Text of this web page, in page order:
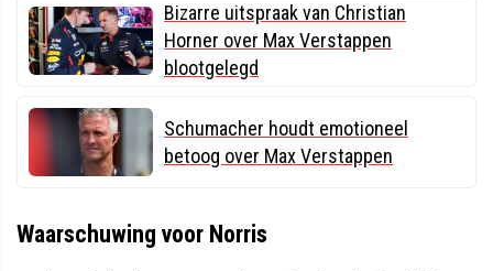
Bizarre uitspraak van Christian
Horner over Max Verstappen
blootgelegd
Schumacher houdt emotioneel
betoog over Max Verstappen
Waarschuwing voor Norris